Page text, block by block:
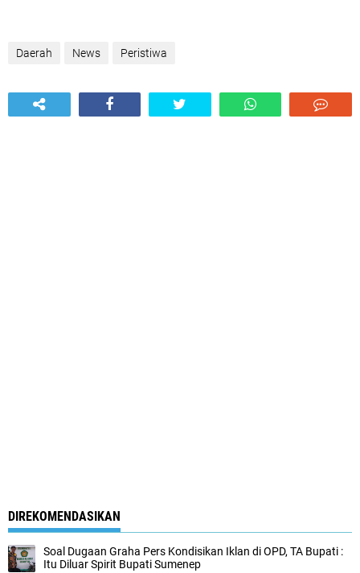
Daerah News Peristiwa
DIREKOMENDASIKAN
Soal Dugaan Graha Pers Kondisikan Iklan di OPD, TA Bupati :
Itu Diluar Spirit Bupati Sumenep